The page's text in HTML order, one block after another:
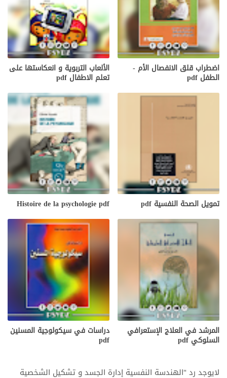
اضطراب قلق الانفصال الأم -
الطفل pdf
الألعاب التربوية و انعكاستها على
تعلم الاطفال pdf
تمويل الصحة النفسية pdf Histoire de la psychologie pdf
المرشد في العلاج الإستعرافي
السلوكي pdf
دراسات في سيكولوجية المسنين
pdf
لايوجد رد "الهندسة النفسية إدارة الجسد و تشكيل الشخصية